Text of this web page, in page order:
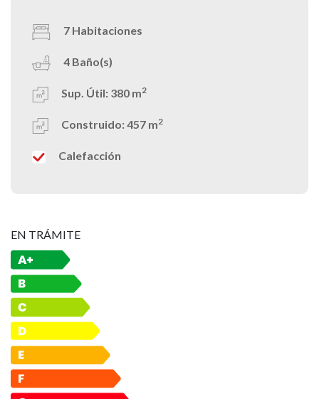
7 Habitaciones
4 Baño(s)
Sup. Útil: 380 m2
Construido:457 m2
Calefacción
EN TRÁMITE